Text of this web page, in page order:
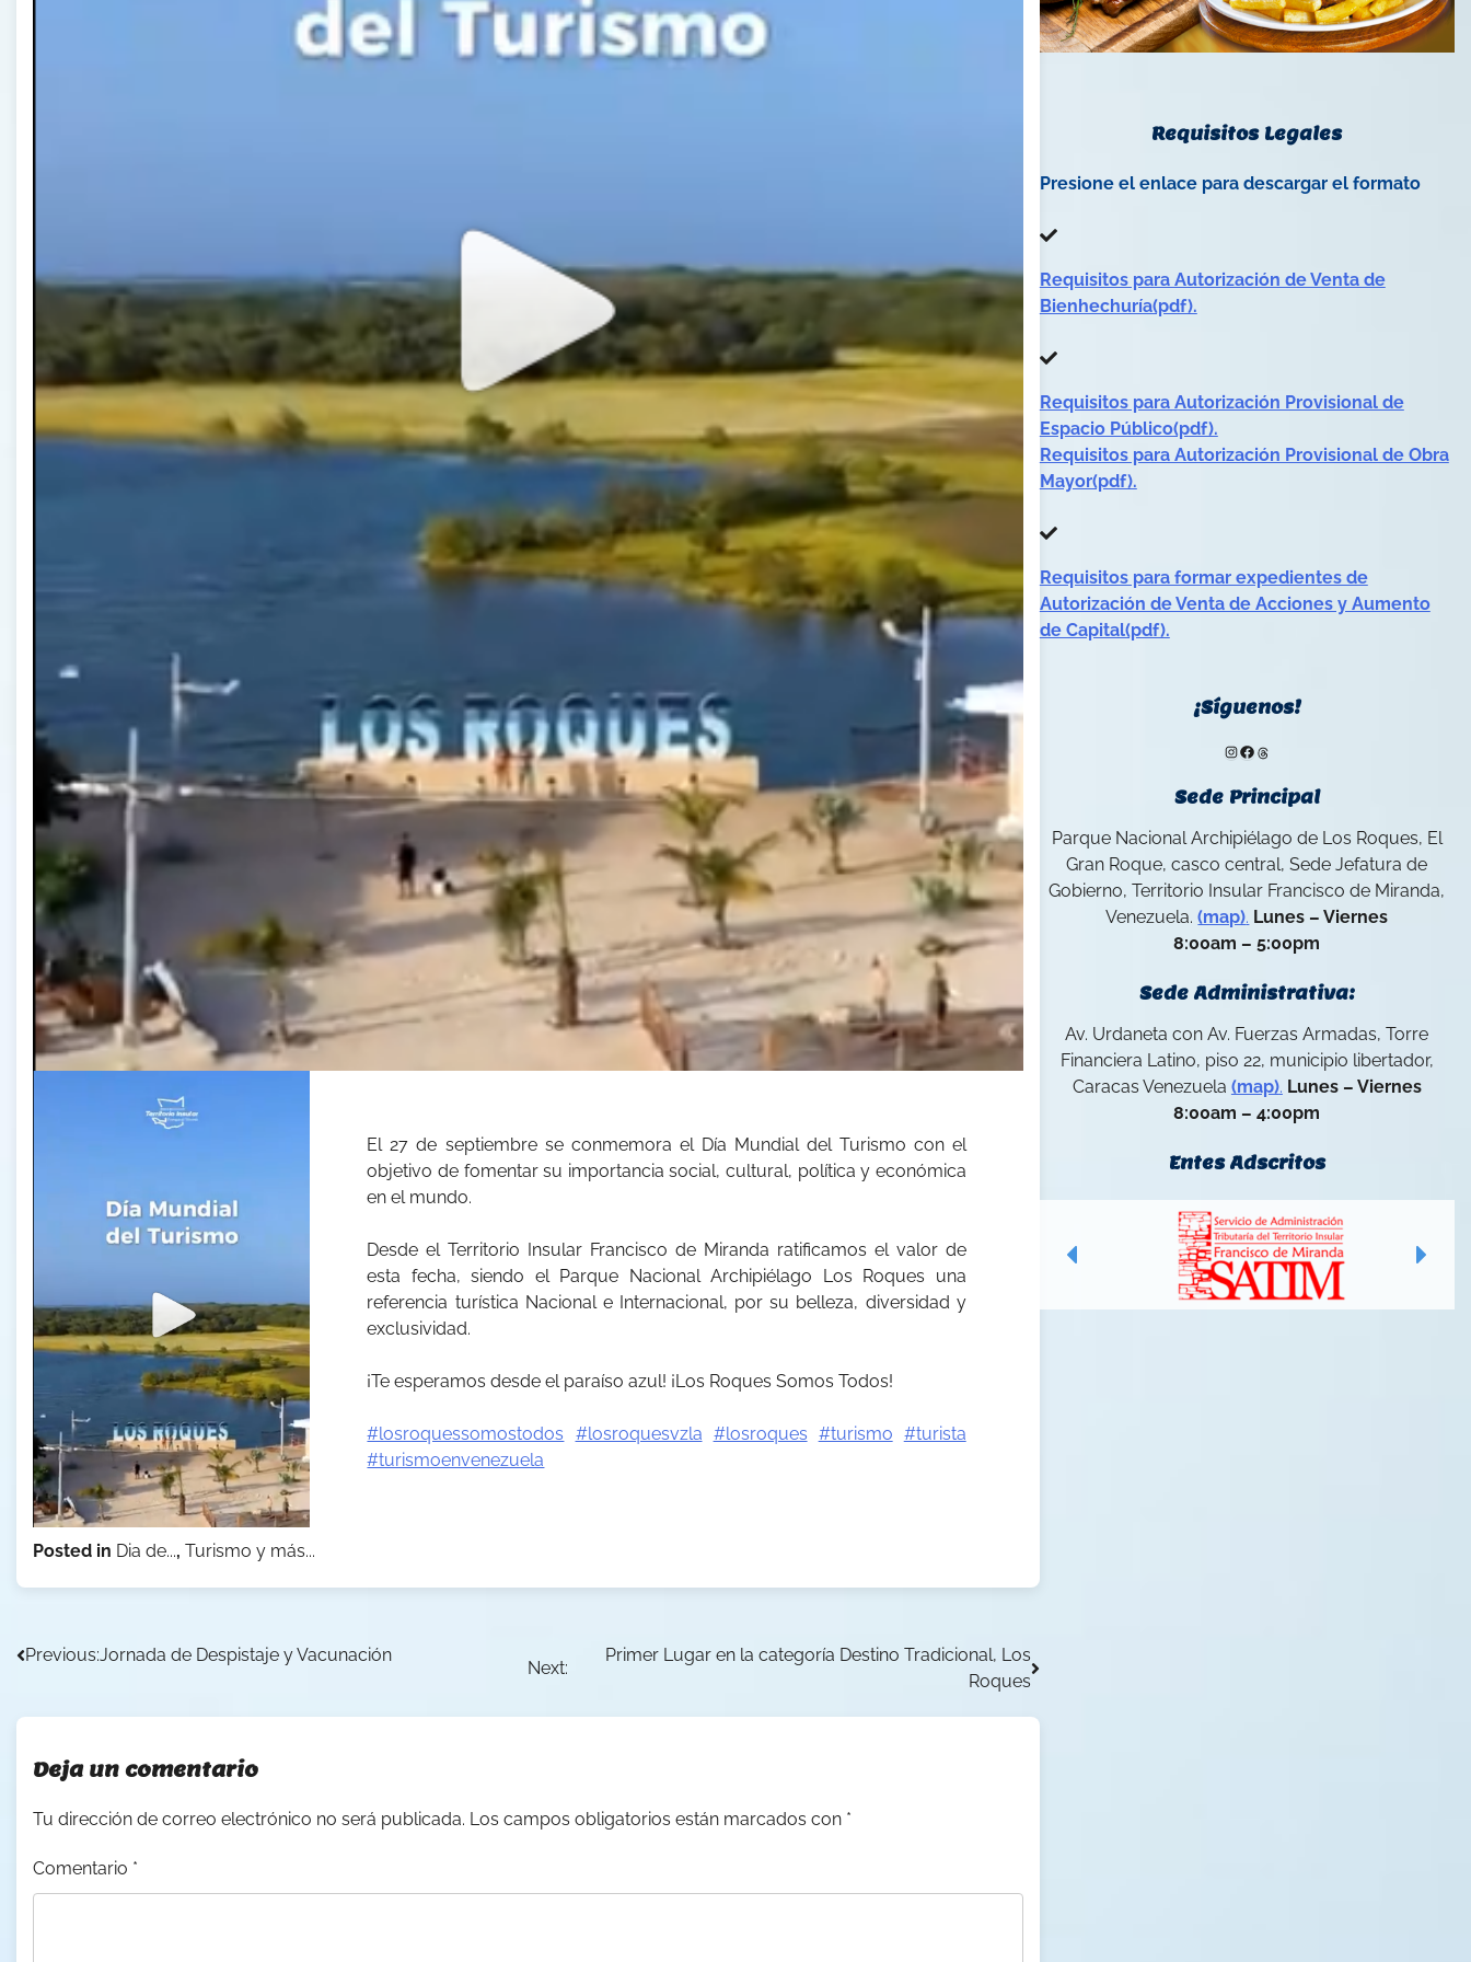
El 27 de septiembre se conmemora el Día Mundial del Turismo con el
objetivo de fomentar su importancia social, cultural, política y económica
en el mundo.
Desde el Territorio Insular Francisco de Miranda ratificamos el valor de
esta fecha, siendo el Parque Nacional Archipiélago Los Roques una
referencia turística Nacional e Internacional, por su belleza, diversidad y
exclusividad.
¡Te esperamos desde el paraíso azul! ¡Los Roques Somos Todos!
#losroquessomostodos #losroquesvzla #losroques #turismo #turista
#turismoenvenezuela
Posted in Dia de..., Turismo y más...
Navegación
Previous:Jornada de Despistaje y Vacunación
Next:
Primer Lugar en la categoría Destino Tradicional, Los
Roques
Deja un comentario
Tu dirección de correo electrónico no será publicada. Los campos obligatorios están marcados con *
Comentario *
Requisitos Legales
Presione el enlace para descargar el formato
Requisitos para Autorización de Venta de
Bienhechuría(pdf).
Requisitos para Autorización Provisional de
Espacio Público(pdf).
Requisitos para Autorización Provisional de Obra
Mayor(pdf).
Requisitos para formar expedientes de
Autorización de Venta de Acciones y Aumento
de Capital(pdf).
¡Síguenos!
Instagram
Facebook
Threads
Sede Principal
Parque Nacional Archipiélago de Los Roques, El
Gran Roque, casco central, Sede Jefatura de
Gobierno, Territorio Insular Francisco de Miranda,
Venezuela.(map). Lunes – Viernes
8:00am – 5:00pm
Sede Administrativa:
Av. Urdaneta con Av. Fuerzas Armadas, Torre
Financiera Latino, piso 22, municipio libertador,
Caracas Venezuela (map). Lunes – Viernes
8:00am – 4:00pm
Entes Adscritos